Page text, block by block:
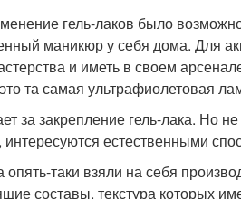
гель-лаков было
маникюр у себя дома. Для
и иметь в своем
та самая ультрафиолетовая
за закрепление гель-лака. Но
интересуются естественными
таки взяли на себя
составы, текстура которых